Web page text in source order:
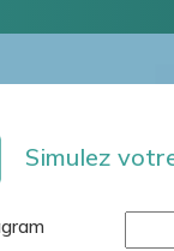
Simulez